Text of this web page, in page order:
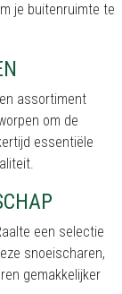
je buitenruimte te
assortiment
om de
essentiële
een selectie
snoeischaren,
gemakkelijker